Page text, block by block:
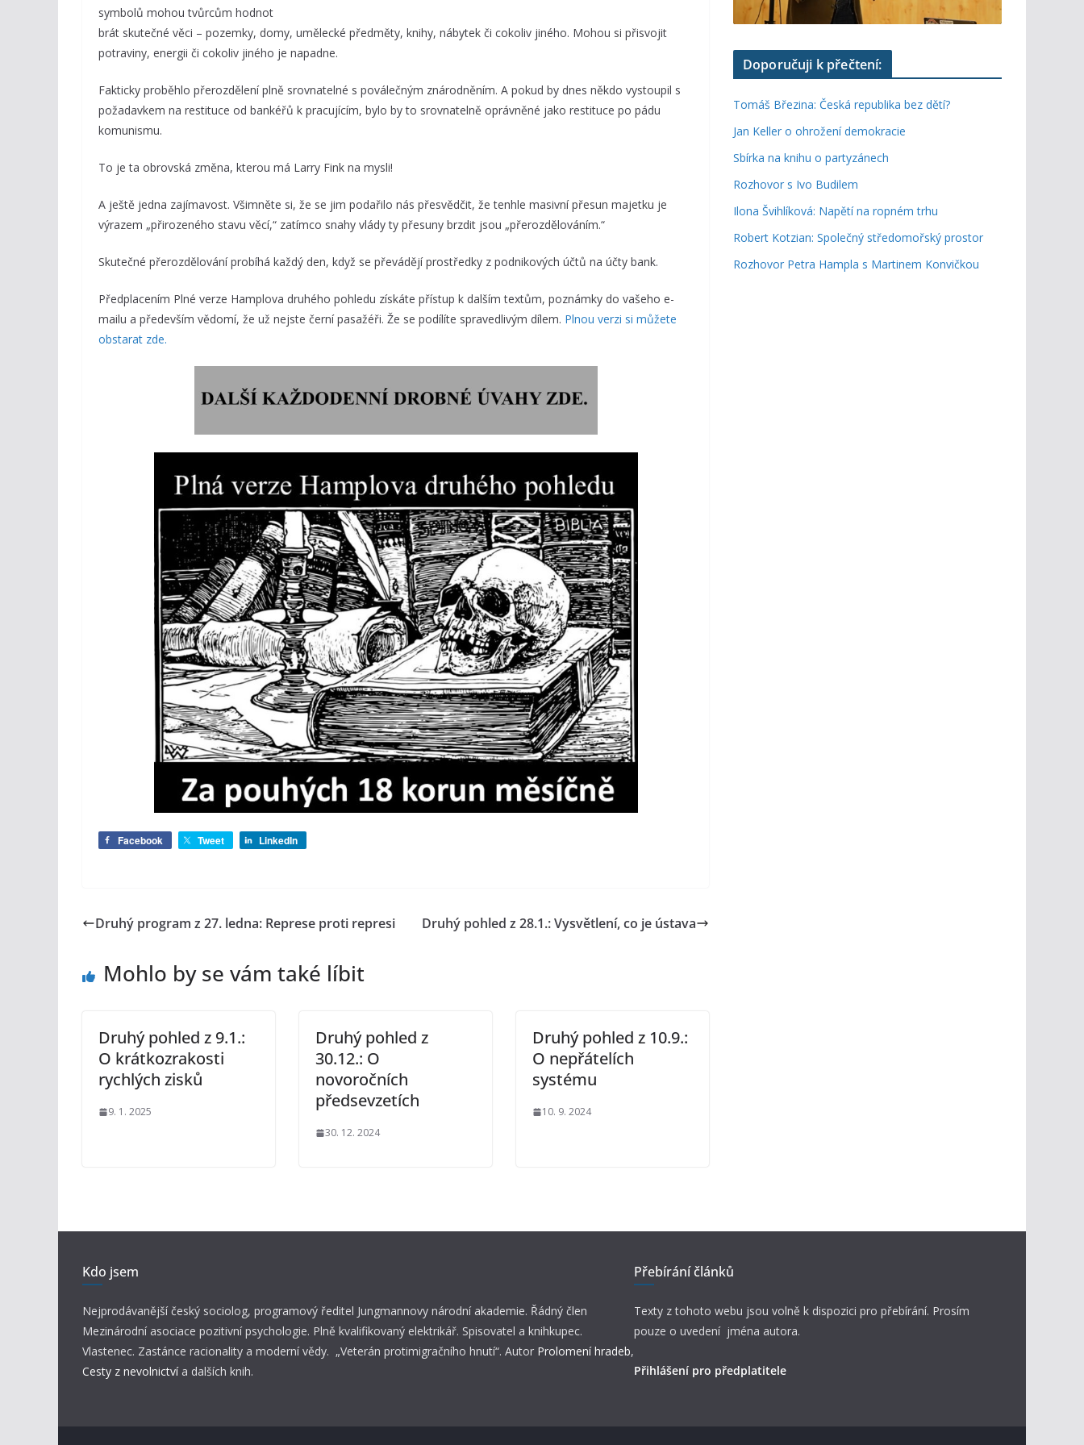
symbolů mohou tvůrcům hodnot
brát skutečné věci – pozemky, domy, umělecké předměty, knihy, nábytek či cokoliv jiného. Mohou si přisvojit
potraviny, energii či cokoliv jiného je napadne.
Fakticky proběhlo přerozdělení plně srovnatelné s poválečným znárodněním. A pokud by dnes někdo vystoupil s
požadavkem na restituce od bankéřů k pracujícím, bylo by to srovnatelně oprávněné jako restituce po pádu
komunismu.
To je ta obrovská změna, kterou má Larry Fink na mysli!
A ještě jedna zajímavost. Všimněte si, že se jim podařilo nás přesvědčit, že tenhle masivní přesun majetku je
výrazem „přirozeného stavu věcí,“ zatímco snahy vlády ty přesuny brzdit jsou „přerozdělováním.“
Skutečné přerozdělování probíhá každý den, když se převádějí prostředky z podnikových účtů na účty bank.
Předplacením Plné verze Hamplova druhého pohledu získáte přístup k dalším textům, poznámky do vašeho e-
mailu a především vědomí, že už nejste černí pasažéři. Že se podílíte spravedlivým dílem. Plnou verzi si můžete
obstarat zde.
Facebook Tweet LinkedIn
Druhý program z 27. ledna: Represe proti represi Druhý pohled z 28.1.: Vysvětlení, co je ústava
Mohlo by se vám také líbit
Druhý pohled z 9.1.:
O krátkozrakosti
rychlých zisků
9. 1. 2025
Druhý pohled z
30.12.: O
novoročních
předsevzetích
30. 12. 2024
Druhý pohled z 10.9.:
O nepřátelích
systému
10. 9. 2024
Doporučuji k přečtení:
Tomáš Březina: Česká republika bez dětí?
Jan Keller o ohrožení demokracie
Sbírka na knihu o partyzánech
Rozhovor s Ivo Budilem
Ilona Švihlíková: Napětí na ropném trhu
Robert Kotzian: Společný středomořský prostor
Rozhovor Petra Hampla s Martinem Konvičkou
Kdo jsem
Nejprodávanější český sociolog, programový ředitel Jungmannovy národní akademie. Řádný člen
Mezinárodní asociace pozitivní psychologie. Plně kvalifikovaný elektrikář. Spisovatel a knihkupec.
Vlastenec. Zastánce racionality a moderní vědy. „Veterán protimigračního hnutí“. Autor Prolomení hradeb,
Cesty z nevolnictví a dalších knih.
Přebírání článků
Texty z tohoto webu jsou volně k dispozici pro přebírání. Prosím
pouze o uvedení jména autora.
Přihlášení pro předplatitele